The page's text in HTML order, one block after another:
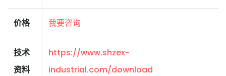
价格 我要咨询
技术
资料
https://www.shzex-
industrial.com/download